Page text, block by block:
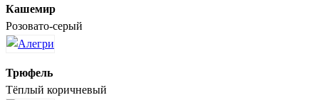
Кашемир
Розовато-серый
Трюфель
Тёплый коричневый